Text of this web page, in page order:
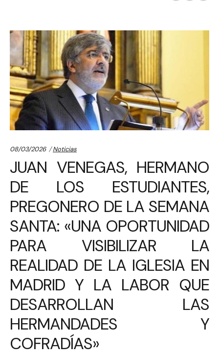
08/03/2026 Categories:
Noticias
JUAN VENEGAS, HERMANO
DE LOS ESTUDIANTES,
PREGONERO DE LA SEMANA
SANTA: «UNA OPORTUNIDAD
PARA VISIBILIZAR LA
REALIDAD DE LA IGLESIA EN
MADRID Y LA LABOR QUE
DESARROLLAN LAS
HERMANDADES Y
COFRADÍAS»